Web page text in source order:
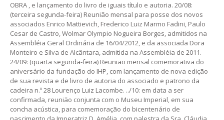
OBRA , e lançamento do livro de iguais título e autoria. 20/08:
(terceira segunda-feira) Reunião mensal para posse dos novos
associados Enrico Mattievich, Frederico Luiz Marmo Fadini, Paulo
Cesar de Castro, Wolmar Olympio Nogueira Borges, admitidos na
Assembléia Geral Ordinária de 16/04/2012, e da associada Dora
Monteiro e Silva de Alcântara, admitida na Assembléia de 2011.
24/09: (quarta segunda-feira) Reunião mensal comemorativa do
aniversário da fundação do IHP, com lançamento de nova edição
de sua revista e de livro de autoria do associado e patrono da
cadeira n.º 28 Lourenço Luiz Lacombe. ../10: em data a ser
confirmada, reunião conjunta com o Museu Imperial, em sua
concha acústica, para comemoração do bicentenário de